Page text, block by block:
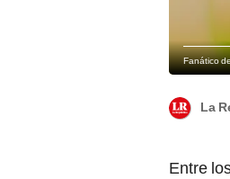
Fanático
La
Entre